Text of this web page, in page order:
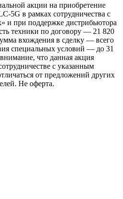
акции на приобретение
5G в рамках сотрудничества с
и при поддержке дистрибьютора
техники по договору — 21 820
вхождения в сделку — всего
специальных условий — до 31
что данная акция
с указанным
от предложений других
Не оферта.